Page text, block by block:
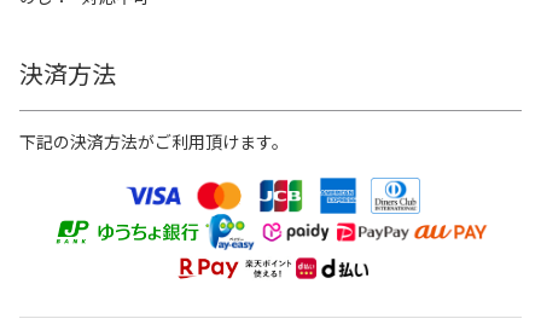
決済方法
下記の決済方法がご利用頂けます。